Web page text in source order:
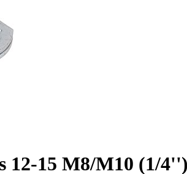
12-15 M8/M10 (1/